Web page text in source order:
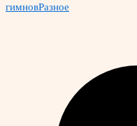
гимновРазное